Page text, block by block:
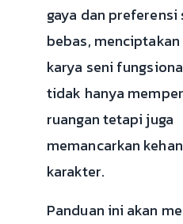
gaya dan preferensi
bebas, menciptakan
karya seni
tidak hanya
ruangan tetapi juga
memancarkan
karakter.
Panduan ini akan